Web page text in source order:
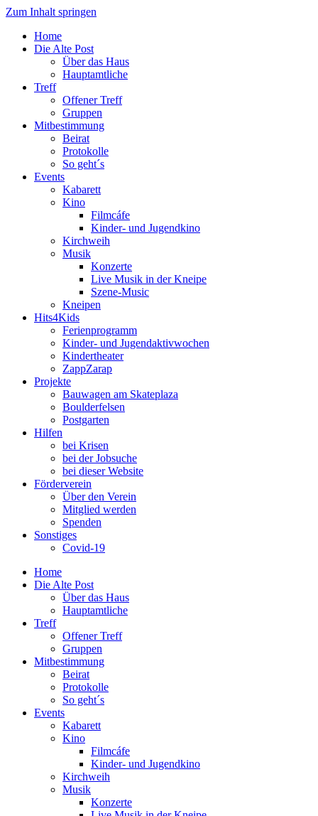
Zum Inhalt springen
Home
Die Alte Post
Über das Haus
Hauptamtliche
Treff
Offener Treff
Gruppen
Mitbestimmung
Beirat
Protokolle
So geht´s
Events
Kabarett
Kino
Filmcáfe
Kinder- und Jugendkino
Kirchweih
Musik
Konzerte
Live Musik in der Kneipe
Szene-Music
Kneipen
Hits4Kids
Ferienprogramm
Kinder- und Jugendaktivwochen
Kindertheater
ZappZarap
Projekte
Bauwagen am Skateplaza
Boulderfelsen
Postgarten
Hilfen
bei Krisen
bei der Jobsuche
bei dieser Website
Förderverein
Über den Verein
Mitglied werden
Spenden
Sonstiges
Covid-19
Home
Die Alte Post
Über das Haus
Hauptamtliche
Treff
Offener Treff
Gruppen
Mitbestimmung
Beirat
Protokolle
So geht´s
Events
Kabarett
Kino
Filmcáfe
Kinder- und Jugendkino
Kirchweih
Musik
Konzerte